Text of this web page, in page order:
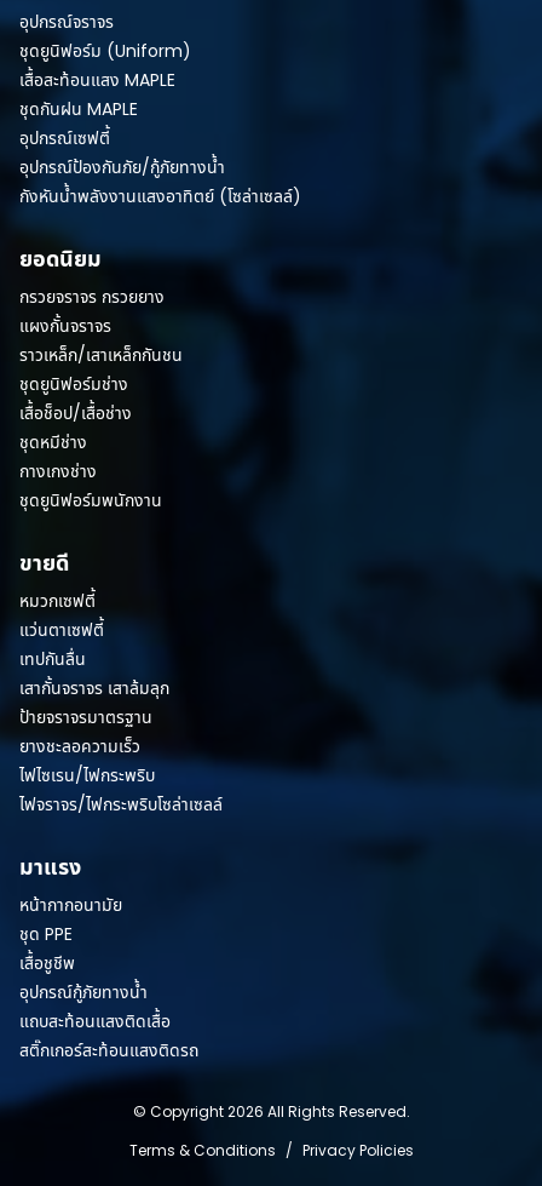
อุปกรณ์จราจร
ชุดยูนิฟอร์ม (Uniform)
เสื้อสะท้อนแสง MAPLE
ชุดกันฝน MAPLE
อุปกรณ์เซฟตี้
อุปกรณ์ป้องกันภัย/กู้ภัยทางน้ำ
กังหันน้ำพลังงานแสงอาทิตย์ (โซล่าเซลล์)
ยอดนิยม
กรวยจราจร กรวยยาง
แผงกั้นจราจร
ราวเหล็ก/เสาเหล็กกันชน
ชุดยูนิฟอร์มช่าง
เสื้อช็อป/เสื้อช่าง
ชุดหมีช่าง
กางเกงช่าง
ชุดยูนิฟอร์มพนักงาน
ขายดี
หมวกเซฟตี้
แว่นตาเซฟตี้
เทปกันลื่น
เสากั้นจราจร เสาล้มลุก
ป้ายจราจรมาตรฐาน
ยางชะลอความเร็ว
ไฟไซเรน/ไฟกระพริบ
ไฟจราจร/ไฟกระพริบโซล่าเซลล์
มาแรง
หน้ากากอนามัย
ชุด PPE
เสื้อชูชีพ
อุปกรณ์กู้ภัยทางน้ำ
แถบสะท้อนแสงติดเสื้อ
สติ๊กเกอร์สะท้อนแสงติดรถ
© Copyright 2026 All Rights Reserved.
Terms & Conditions / Privacy Policies